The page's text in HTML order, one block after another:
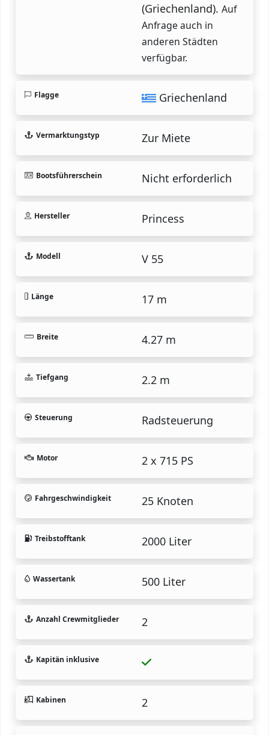
(Griechenland). Auf
Anfrage auch in
anderen Städten
verfügbar.
Flagge Griechenland
Vermarktungstyp Zur Miete
Bootsführerschein Nicht erforderlich
Hersteller Princess
Modell V 55
Länge 17 m
Breite 4.27 m
Tiefgang 2.2 m
Steuerung Radsteuerung
Motor 2 x 715 PS
Fahrgeschwindigkeit 25 Knoten
Treibstofftank 2000 Liter
Wassertank 500 Liter
Anzahl Crewmitglieder 2
Kapitän inklusive
Kabinen 2